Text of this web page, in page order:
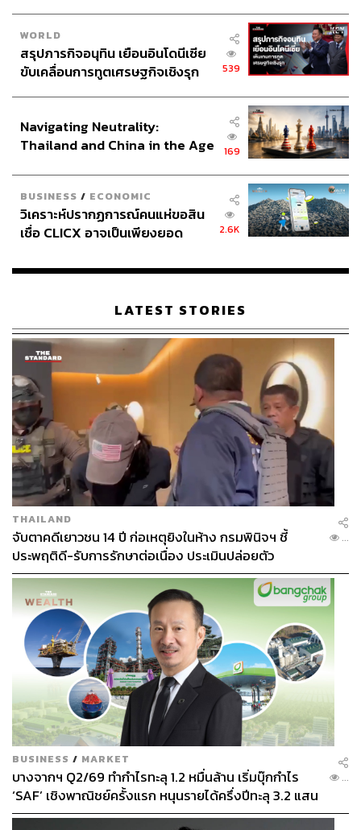
WORLD
สรุปภารกิจอนุทิน เยือนอินโดนีเซีย
ขับเคลื่อนการทูตเศรษฐกิจเชิงรุก
539
Navigating Neutrality:
Thailand and China in the Age
169
BUSINESS / ECONOMIC
วิเคราะห์ปรากฏการณ์คนแห่ขอสิน
เชื่อ CLICX อาจเป็นเพียงยอด
เรือนไทยที่ถูกซุกไว้
2.6K
LATEST STORIES
THAILAND
จับตาคดีเยาวชน 14 ปี ก่อเหตุยิงในห้าง กรมพินิจฯ ชี้
ประพฤติดี-รับการรักษาต่อเนื่อง ประเมินปล่อยตัว
...
BUSINESS / MARKET
บางจากฯ Q2/69 ทำกำไรทะลุ 1.2 หมื่นล้าน เริ่มบุ๊กกำไร
‘SAF’ เชิงพาณิชย์ครั้งแรก หนุนรายได้ครึ่งปีทะลุ 3.2 แสน
ล้าน
...